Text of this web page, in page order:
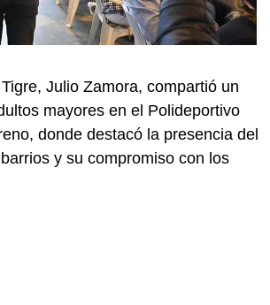
Julio Zamora, compartió un
mayores en el Polideportivo
donde destacó la presencia del
y su compromiso con los